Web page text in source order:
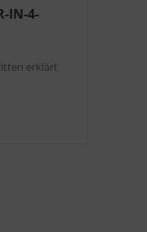
IN-4-
erklärt